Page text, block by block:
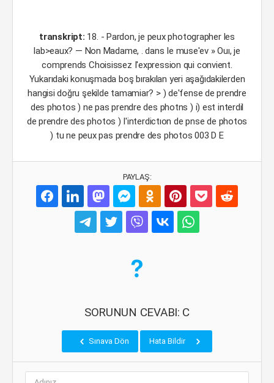
transkript: 18. - Pardon, je peux photographer les
lab>eaux? — Non Madame, . dans Ie muse'ev » Ouı, je
comprends Choisissez I'expression qui convient.
Yukarıdaki konuşmada boş bırakılan yeri aşağıdakilerden
hangisi doğru şekilde tamamiar? > ) de'fense de prendre
des photos ) ne pas prendre des photns ) i) est interdil
de prendre des photos ) I'interdictıon de pnse de photos
) tu ne peux pas prendre des photos 003 D E
PAYLAŞ:
SORUNUN CEVABI: C
Sınava Dön Hata Bildir